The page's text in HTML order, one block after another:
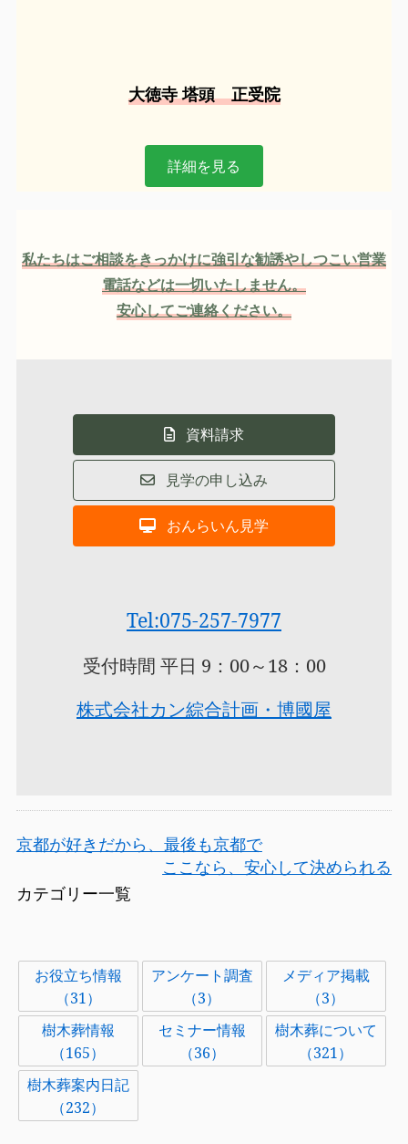
大徳寺 塔頭 正受院
詳細を見る
私たちはご相談をきっかけに強引な勧誘やしつこい営業
電話などは一切いたしません。
安心してご連絡ください。
資料請求
見学の申し込み
おんらいん見学
Tel:075-257-7977
受付時間 平日 9：00～18：00
株式会社カン綜合計画・博國屋
京都が好きだから、最後も京都で
ここなら、安心して決められる
カテゴリー一覧
お役立ち情報
（31）
アンケート調査
（3）
メディア掲載
（3）
樹木葬情報
（165）
セミナー情報
（36）
樹木葬について
（321）
樹木葬案内日記
（232）